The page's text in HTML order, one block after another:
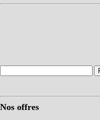
Nos offres